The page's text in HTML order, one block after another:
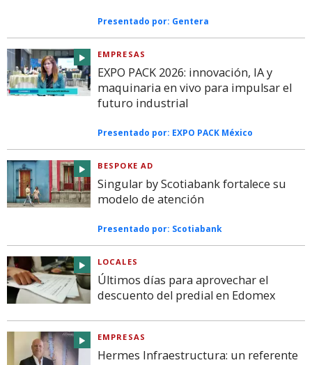
Presentado por: Gentera
EMPRESAS
EXPO PACK 2026: innovación, IA y
maquinaria en vivo para impulsar el
futuro industrial
Presentado por: EXPO PACK México
BESPOKE AD
Singular by Scotiabank fortalece su
modelo de atención
Presentado por: Scotiabank
LOCALES
Últimos días para aprovechar el
descuento del predial en Edomex
EMPRESAS
Hermes Infraestructura: un referente